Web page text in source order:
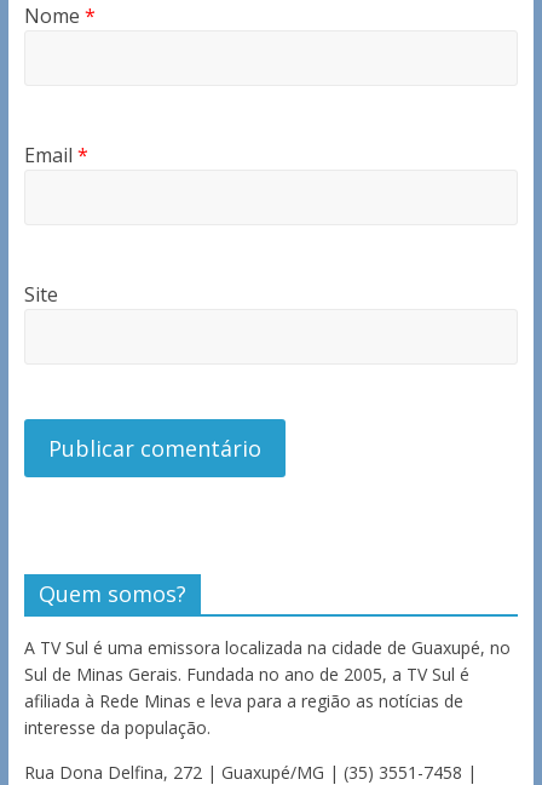
Nome *
Email *
Site
Quem somos?
A TV Sul é uma emissora localizada na cidade de Guaxupé, no
Sul de Minas Gerais. Fundada no ano de 2005, a TV Sul é
afiliada à Rede Minas e leva para a região as notícias de
interesse da população.
Rua Dona Delfina, 272 | Guaxupé/MG | (35) 3551-7458 |